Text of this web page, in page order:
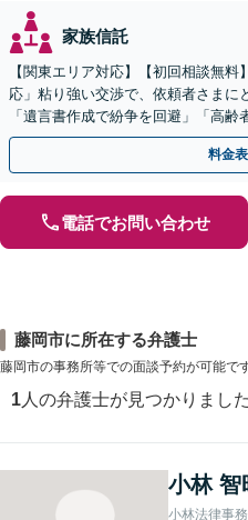
家族信託
【関東エリア対応】【初回相談無
応」粘り強い交渉で、依頼者さまに
「遺言書作成で紛争を回避」「高
ポート」【全国出張】【完全個室制
料金
電話でお問い合わせ
藤岡市に所在する弁護士
藤岡市の事務所等での面談予約が可能です
1 人の弁護士が見つかりました
小林 智
小林法律事